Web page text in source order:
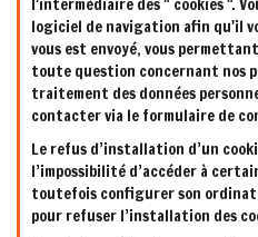
l'intermédiaire des " cookies ".
logiciel de navigation afin qu'il
vous est envoyé, vous
toute question concernant nos
traitement des données
contacter via le formulaire de
Le refus d’installation d’un
l’impossibilité d’accéder à
toutefois configurer son
pour refuser l’installation des